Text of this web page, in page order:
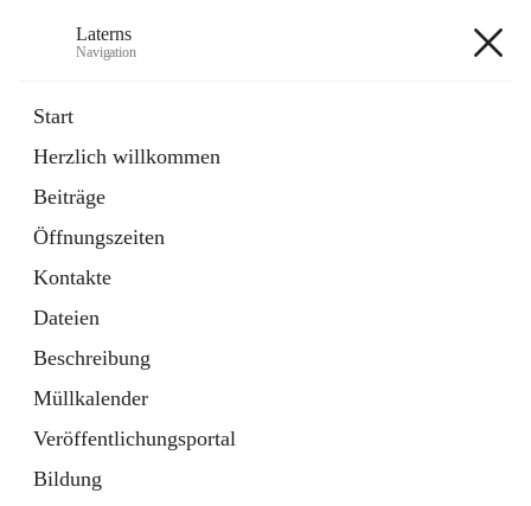
Laterns
Navigation
Start
Herzlich willkommen
Beiträge
Öffnungszeiten
Kontakte
Dateien
Beschreibung
Müllkalender
Veröffentlichungsportal
Bildung
11 Schnellzugriffe
Soziales
1 Schnellzugriff